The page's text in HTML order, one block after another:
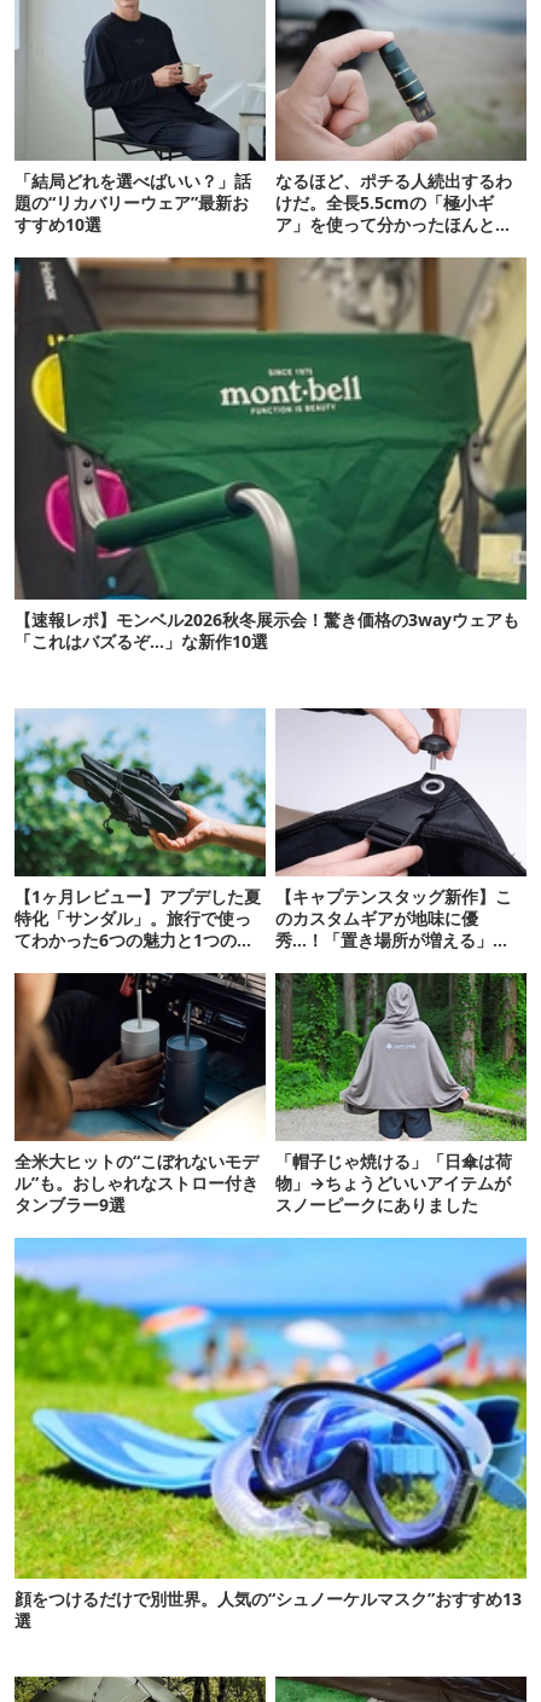
「結局どれを選べばいい？」話
題の“リカバリーウェア”最新お
すすめ10選
なるほど、ポチる人続出するわ
けだ。全長5.5cmの「極小ギ
ア」を使って分かったほんとの
【速報レポ】モンベル2026秋冬展示会！驚き価格の3wayウェアも
「これはバズるぞ…」な新作10選
【1ヶ月レビュー】アプデした夏
特化「サンダル」。旅行で使っ
てわかった6つの魅力と1つの注
【キャプテンスタッグ新作】こ
のカスタムギアが地味に優
秀…！「置き場所が増える」
全米大ヒットの“こぼれないモデ
ル”も。おしゃれなストロー付き
タンブラー9選
「帽子じゃ焼ける」「日傘は荷
物」→ちょうどいいアイテムが
スノーピークにありました
顔をつけるだけで別世界。人気の“シュノーケルマスク”おすすめ13
選